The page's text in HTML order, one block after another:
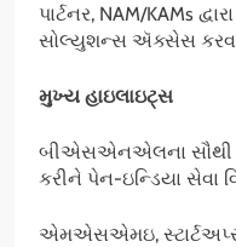
પાર્ટનર, NAM/KAMs
સોલ્યુશન્સ ઍક્સેસ કરવા
મુખ્ય હાઇલાઇટ્સ
બીએસએનએલના સૌથી
કરીને પેન-ઇન્ડિયા સેવા
એમએસએમઇ,